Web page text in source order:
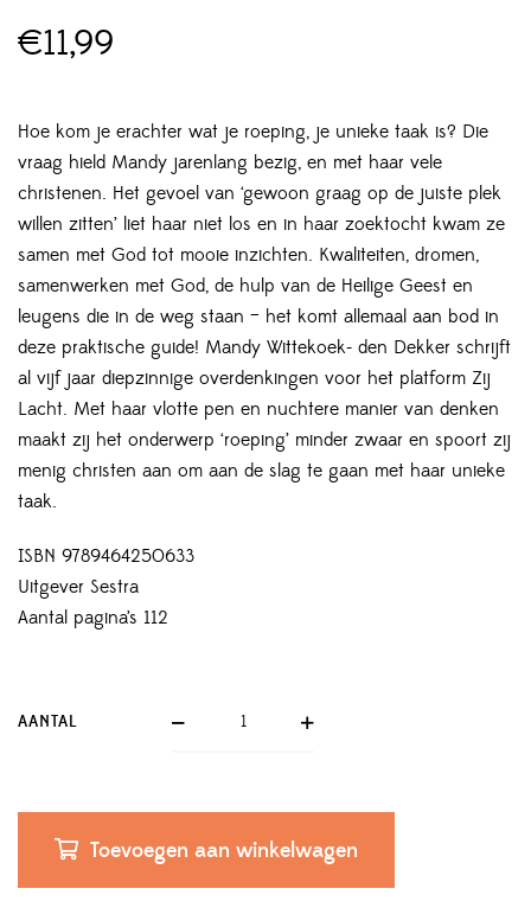
€11,99
Hoe kom je erachter wat je roeping, je unieke taak is? Die
vraag hield Mandy jarenlang bezig, en met haar vele
christenen. Het gevoel van ‘gewoon graag op de juiste plek
willen zitten’ liet haar niet los en in haar zoektocht kwam ze
samen met God tot mooie inzichten. Kwaliteiten, dromen,
samenwerken met God, de hulp van de Heilige Geest en
leugens die in de weg staan – het komt allemaal aan bod in
deze praktische guide! Mandy Wittekoek- den Dekker schrijft
al vijf jaar diepzinnige overdenkingen voor het platform Zij
Lacht. Met haar vlotte pen en nuchtere manier van denken
maakt zij het onderwerp ‘roeping’ minder zwaar en spoort zij
menig christen aan om aan de slag te gaan met haar unieke
taak.
ISBN 9789464250633
Uitgever Sestra
Aantal pagina’s 112
AANTAL
Toevoegen aan winkelwagen